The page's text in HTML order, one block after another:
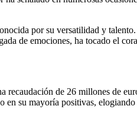
por su versatilidad y
de emociones, ha tocado el
de 26 millones de
su mayoría positivas,